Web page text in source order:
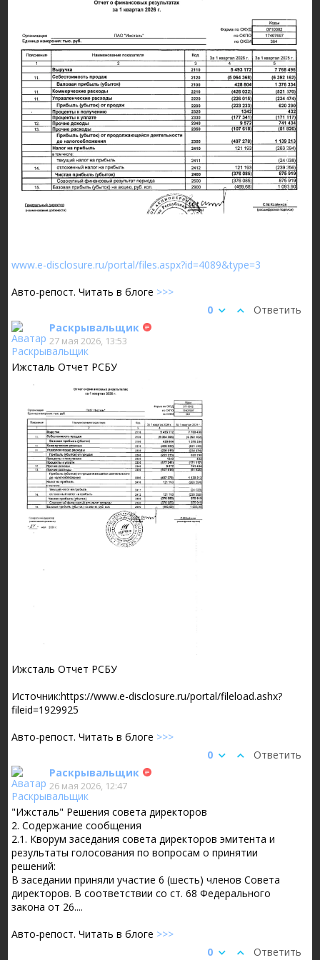
www.e-disclosure.ru/portal/files.aspx?id=4089&type=3
Авто-репост. Читать в блоге >>>
Ответить
0
Раскрывальщик
27 мая 2026, 13:53
Ижсталь Отчет РСБУ
Ижсталь Отчет РСБУ
Источник:https://www.e-disclosure.ru/portal/fileload.ashx?
fileid=1929925
Авто-репост. Читать в блоге >>>
Ответить
0
Раскрывальщик
26 мая 2026, 12:47
"Ижсталь" Решения совета директоров
2. Содержание сообщения
2.1. Кворум заседания совета директоров эмитента и
результаты голосования по вопросам о принятии
решений:
В заседании приняли участие 6 (шесть) членов Совета
директоров. В соответствии со ст. 68 Федерального
закона от 26....
Авто-репост. Читать в блоге >>>
Ответить
0